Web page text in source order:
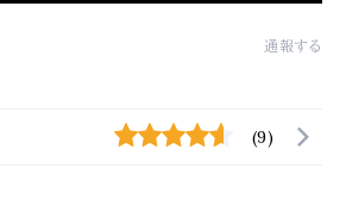
通報する
(9)